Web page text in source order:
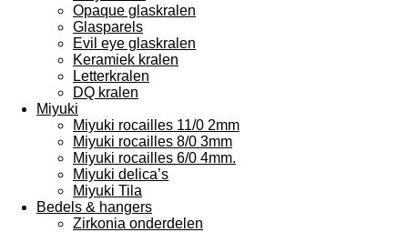
Opaque glaskralen
Glasparels
Evil eye glaskralen
Keramiek kralen
Letterkralen
DQ kralen
Miyuki
Miyuki rocailles 11/0 2mm
Miyuki rocailles 8/0 3mm
Miyuki rocailles 6/0 4mm.
Miyuki delica’s
Miyuki Tila
Bedels & hangers
Zirkonia onderdelen